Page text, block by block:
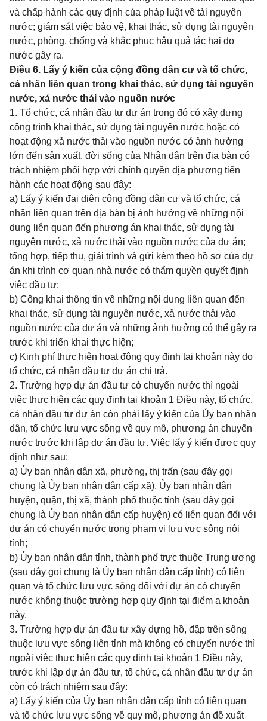
và chấp hành các quy định của pháp luật về tài nguyên
nước; giám sát việc bảo vệ, khai thác, sử dụng tài nguyên
nước, phòng, chống và khắc phục hậu quả tác hại do
nước gây ra.
Điều 6. Lấy ý kiến của cộng đồng dân cư và tổ chức,
cá nhân liên quan trong khai thác, sử dụng tài nguyên
nước, xả nước thải vào nguồn nước
1. Tổ chức, cá nhân đầu tư dự án trong đó có xây dựng
công trình khai thác, sử dụng tài nguyên nước hoặc có
hoạt động xả nước thải vào nguồn nước có ảnh hưởng
lớn đến sản xuất, đời sống của Nhân dân trên địa bàn có
trách nhiệm phối hợp với chính quyền địa phương tiến
hành các hoạt động sau đây:
a) Lấy ý kiến đại diện cộng đồng dân cư và tổ chức, cá
nhân liên quan trên địa bàn bị ảnh hưởng về những nội
dung liên quan đến phương án khai thác, sử dụng tài
nguyên nước, xả nước thải vào nguồn nước của dự án;
tổng hợp, tiếp thu, giải trình và gửi kèm theo hồ sơ của dự
án khi trình cơ quan nhà nước có thẩm quyền quyết định
việc đầu tư;
b) Công khai thông tin về những nội dung liên quan đến
khai thác, sử dụng tài nguyên nước, xả nước thải vào
nguồn nước của dự án và những ảnh hưởng có thể gây ra
trước khi triển khai thực hiện;
c) Kinh phí thực hiện hoạt động quy định tại khoản này do
tổ chức, cá nhân đầu tư dự án chi trả.
2. Trường hợp dự án đầu tư có chuyển nước thì ngoài
việc thực hiện các quy định tại khoản 1 Điều này, tổ chức,
cá nhân đầu tư dự án còn phải lấy ý kiến của Ủy ban nhân
dân, tổ chức lưu vực sông về quy mô, phương án chuyển
nước trước khi lập dự án đầu tư. Việc lấy ý kiến được quy
định như sau:
a) Ủy ban nhân dân xã, phường, thị trấn (sau đây gọi
chung là Ủy ban nhân dân cấp xã), Ủy ban nhân dân
huyện, quận, thị xã, thành phố thuộc tỉnh (sau đây gọi
chung là Ủy ban nhân dân cấp huyện) có liên quan đối với
dự án có chuyển nước trong phạm vi lưu vực sông nội
tỉnh;
b) Ủy ban nhân dân tỉnh, thành phố trực thuộc Trung ương
(sau đây gọi chung là Ủy ban nhân dân cấp tỉnh) có liên
quan và tổ chức lưu vực sông đối với dự án có chuyển
nước không thuộc trường hợp quy định tại điểm a khoản
này.
3. Trường hợp dự án đầu tư xây dựng hồ, đập trên sông
thuộc lưu vực sông liên tỉnh mà không có chuyển nước thì
ngoài việc thực hiện các quy định tại khoản 1 Điều này,
trước khi lập dự án đầu tư, tổ chức, cá nhân đầu tư dự án
còn có trách nhiệm sau đây:
a) Lấy ý kiến của Ủy ban nhân dân cấp tỉnh có liên quan
và tổ chức lưu vực sông về quy mô, phương án đề xuất